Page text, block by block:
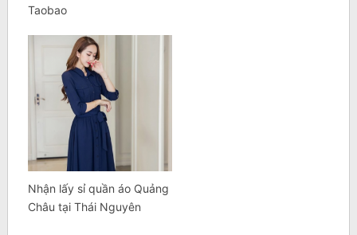
Taobao
Nhận lấy sỉ quần áo Quảng
Châu tại Thái Nguyên